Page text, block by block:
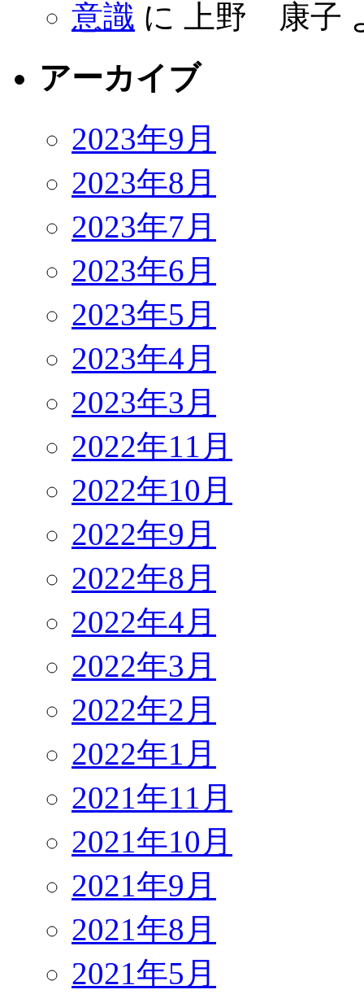
意識 に 上野 康子
アーカイブ
2023年9月
2023年8月
2023年7月
2023年6月
2023年5月
2023年4月
2023年3月
2022年11月
2022年10月
2022年9月
2022年8月
2022年4月
2022年3月
2022年2月
2022年1月
2021年11月
2021年10月
2021年9月
2021年8月
2021年5月